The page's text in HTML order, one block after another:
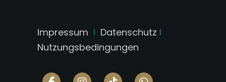
Impressum I Datenschutz I
Nutzungsbedingungen